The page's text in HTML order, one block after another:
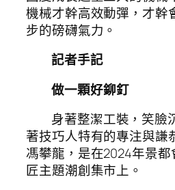
機械才幹高效動彈，才幹
步的磅礴氣力。
記者手記
做一顆好鉚釘
身著整潔工裝，笑臉
著技巧人特有的專注與謙
馮攀龍，是在2024年景
匠主題潮創集市上。